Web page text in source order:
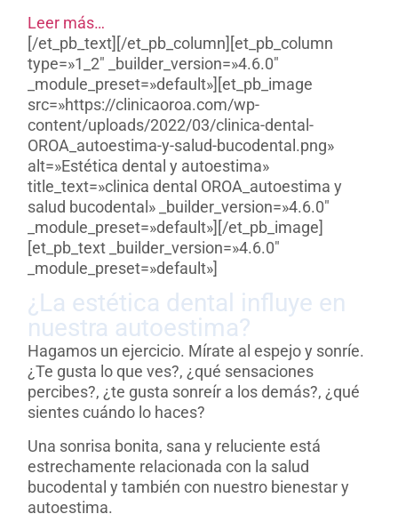
Leer más…
[/et_pb_text][/et_pb_column][et_pb_column
type=»1_2″ _builder_version=»4.6.0″
_module_preset=»default»][et_pb_image
src=»https://clinicaoroa.com/wp-
content/uploads/2022/03/clinica-dental-
OROA_autoestima-y-salud-bucodental.png»
alt=»Estética dental y autoestima»
title_text=»clinica dental OROA_autoestima y
salud bucodental» _builder_version=»4.6.0″
_module_preset=»default»][/et_pb_image]
[et_pb_text _builder_version=»4.6.0″
_module_preset=»default»]
¿La estética dental influye en
nuestra autoestima?
Hagamos un ejercicio. Mírate al espejo y sonríe.
¿Te gusta lo que ves?, ¿qué sensaciones
percibes?, ¿te gusta sonreír a los demás?, ¿qué
sientes cuándo lo haces?
Una sonrisa bonita, sana y reluciente está
estrechamente relacionada con la salud
bucodental y también con nuestro bienestar y
autoestima.